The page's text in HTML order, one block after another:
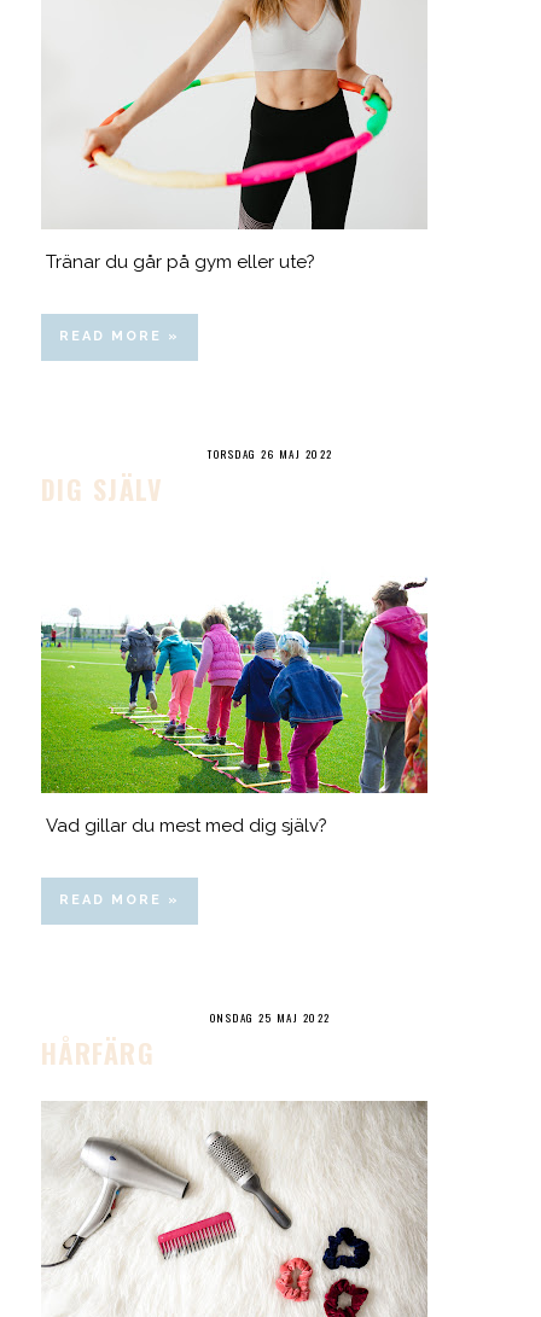
Tränar du går på gym eller ute?
READ MORE »
TORSDAG 26 MAJ 2022
DIG SJÄLV
Vad gillar du mest med dig själv?
READ MORE »
ONSDAG 25 MAJ 2022
HÅRFÄRG